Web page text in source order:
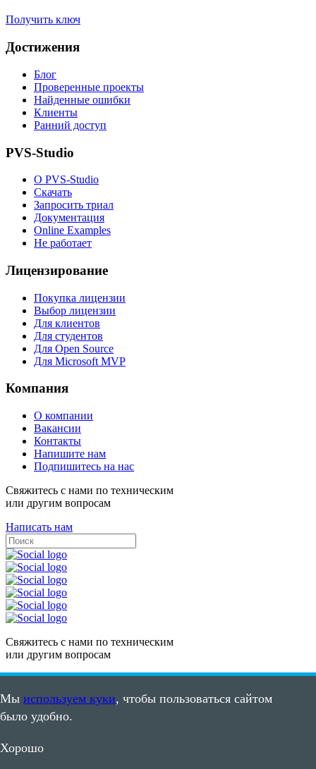
Мы используем куки, чтобы пользоваться сайтом
было удобно.
Хорошо
Получить ключ
Достижения
Блог
Проверенные проекты
Найденные ошибки
Клиенты
Ранний доступ
PVS-Studio
О PVS-Studio
Скачать
Запросить триал
Документация
Online Examples
Не работает
Лицензирование
Покупка лицензии
Выбор лицензии
Для клиентов
Для студентов
Для Open Source
Для Microsoft MVP
Компания
О компании
Вакансии
Контакты
Напишите нам
Подпишитесь на нас
Свяжитесь с нами по техническим
или другим вопросам
Написать нам
Свяжитесь с нами по техническим
или другим вопросам
Написать нам
Карта сайта
Пользовательское соглашение
ИНН: 7105502635